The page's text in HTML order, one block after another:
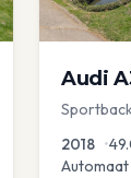
Audi
2018 •
Automaat